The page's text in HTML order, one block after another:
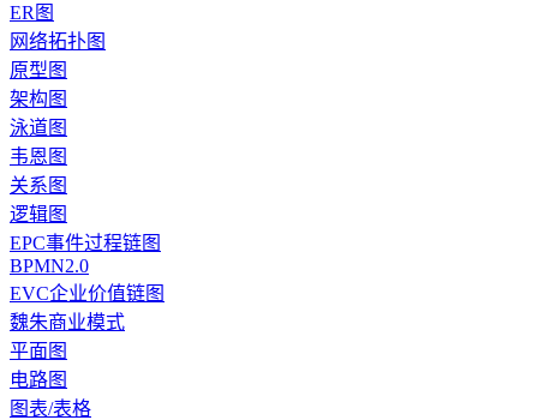
ER图
网络拓扑图
原型图
架构图
泳道图
韦恩图
关系图
逻辑图
EPC事件过程链图
BPMN2.0
EVC企业价值链图
魏朱商业模式
平面图
电路图
图表/表格